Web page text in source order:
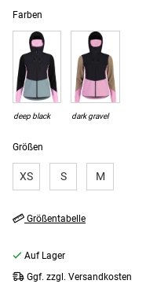
Größen
XS S M
Farben
deep black dark gravel
Größentabelle
Auf Lager
Ggf. zzgl. Versandkosten